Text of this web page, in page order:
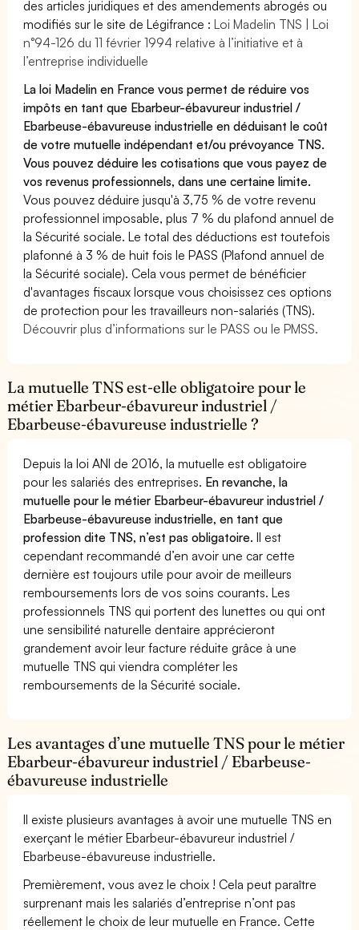
des articles juridiques et des amendements abrogés ou
modifiés sur le site de Légifrance :Loi Madelin TNS | Loi
n°94-126 du 11 février 1994 relative à l’initiative et à
l’entreprise individuelle
La loi Madelin en France vous permet de réduire vos
impôts en tant que Ebarbeur-ébavureur industriel /
Ebarbeuse-ébavureuse industrielle en déduisant le coût
de votre mutuelle indépendant et/ou prévoyance TNS.
Vous pouvez déduire les cotisations que vous payez de
vos revenus professionnels, dans une certaine limite.
Vous pouvez déduire jusqu'à 3,75 % de votre revenu
professionnel imposable, plus 7 % du plafond annuel de
la Sécurité sociale. Le total des déductions est toutefois
plafonné à 3 % de huit fois le PASS (Plafond annuel de
la Sécurité sociale). Cela vous permet de bénéficier
d'avantages fiscaux lorsque vous choisissez ces options
de protection pour les travailleurs non-salariés (TNS).
Découvrir plus d’informations sur le PASS ou le PMSS.
La mutuelle TNS est-elle obligatoire pour le
métier Ebarbeur-ébavureur industriel /
Ebarbeuse-ébavureuse industrielle ?
Depuis la loi ANI de 2016, la mutuelle est obligatoire
pour les salariés des entreprises. En revanche, la
mutuelle pour le métier Ebarbeur-ébavureur industriel /
Ebarbeuse-ébavureuse industrielle, en tant que
profession dite TNS, n’est pas obligatoire.Il est
cependant recommandé d’en avoir une car cette
dernière est toujours utile pour avoir de meilleurs
remboursements lors de vos soins courants. Les
professionnels TNS qui portent des lunettes ou qui ont
une sensibilité naturelle dentaire apprécieront
grandement avoir leur facture réduite grâce à une
mutuelle TNS qui viendra compléter les
remboursements de la Sécurité sociale.
Les avantages d’une mutuelle TNS pour le métier
Ebarbeur-ébavureur industriel / Ebarbeuse-
ébavureuse industrielle
Il existe plusieurs avantages à avoir une mutuelle TNS en
exerçant le métier Ebarbeur-ébavureur industriel /
Ebarbeuse-ébavureuse industrielle.
Premièrement, vous avez le choix ! Cela peut paraître
surprenant mais les salariés d’entreprise n’ont pas
réellement le choix de leur mutuelle en France. Cette